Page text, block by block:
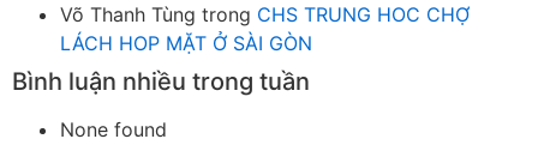
Võ Thanh Tùng trong CHS TRUNG HOC CHỢ
LÁCH HOP MẶT Ở SÀI GÒN
Bình luận nhiều trong tuần
None found